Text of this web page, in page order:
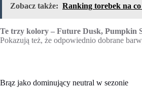
Zobacz także: Ranking torebek na
Te trzy kolory – Future Dusk, Pumpkin
Pokazują też, że odpowiednio dobrane
Brąz jako dominujący neutral w sezonie